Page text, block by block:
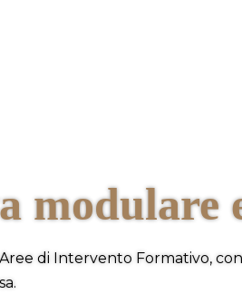
modulare
di Intervento Formativo,